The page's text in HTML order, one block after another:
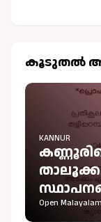
കൂടുതല്‍
KANNUR
Open